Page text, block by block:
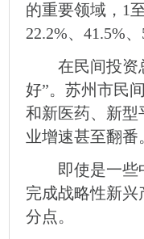
的重要领域，1
22.2%、41.5%、
在民间投资总
好”。苏州市民
和新医药、新型
业增速甚至翻番
即使是一些中
完成战略性新兴
分点。